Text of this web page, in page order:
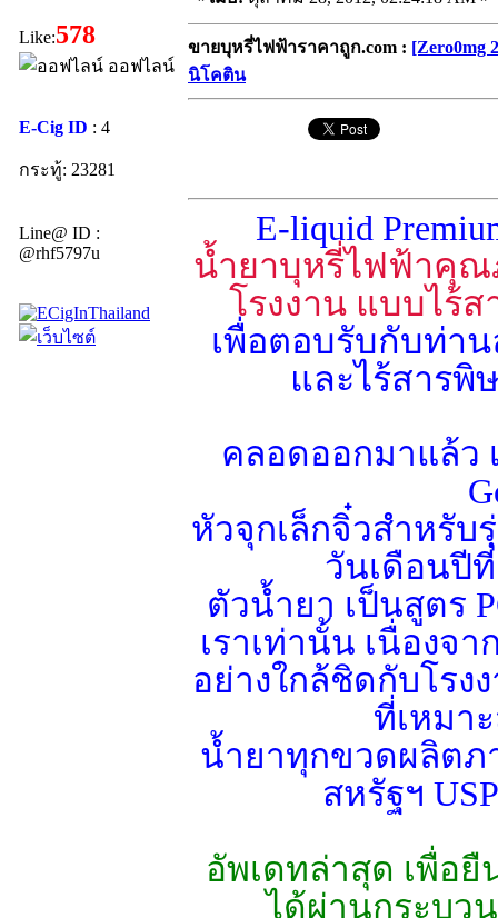
Like:578
ออฟไลน์
E-Cig ID : 4
กระทู้: 23281
Line@ ID :
@rhf5797u
ขายบุหรี่ไฟฟ้าราคาถูก.com : [Zero0mg
นิโคติน
E-liquid
น้ำยาบุหรี่ไฟฟ้าคุณ
โรงงาน แบบไร้
เพื่อตอบรับกับท่า
และไร้สารพิ
คลอดออกมาแล้ว
หัวจุกเล็กจิ๋วสำหรับ
วันเดือนปี
ตัวน้ำยา เป็นสูตร
เราเท่านั้น เนื่องจ
อย่างใกล้ชิดกับโร
ที่เหมา
น้ำยาทุกขวดผลิตภ
สหรัฐฯ
อัพเดทล่าสุด เพื่อ
ได้ผ่านกระบวน